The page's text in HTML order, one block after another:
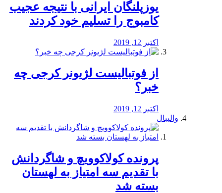
یوزپلنگان ایرانی با نتیجه عجیب
کامبوج را تسلیم خود کردند
اکتبر 12, 2019
از فوتبالیست لژیونر کرجی چه
خبر؟
اکتبر 12, 2019
والیبال
پرونده کولاکوویچ و شاگردانش
با تقدیم سه امتیاز به لهستان
بسته شد